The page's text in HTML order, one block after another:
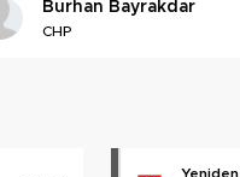
Burhan Bayrakdar
CHP
Yeniden